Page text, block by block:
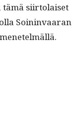
tämä siir­to­laiset
Soin­in­vaaran